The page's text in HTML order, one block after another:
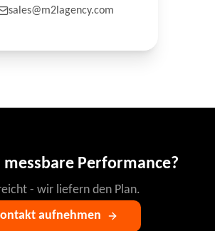
sales@m2lagency.com
Performance?
- wir liefern den Plan.
aufnehmen